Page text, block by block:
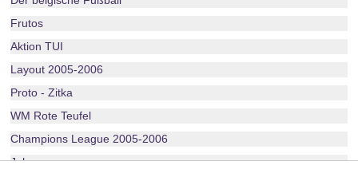
Frutos
Aktion TUI
Layout 2005-2006
Proto - Zitka
WM Rote Teufel
Champions League 2005-2006
Juhasz